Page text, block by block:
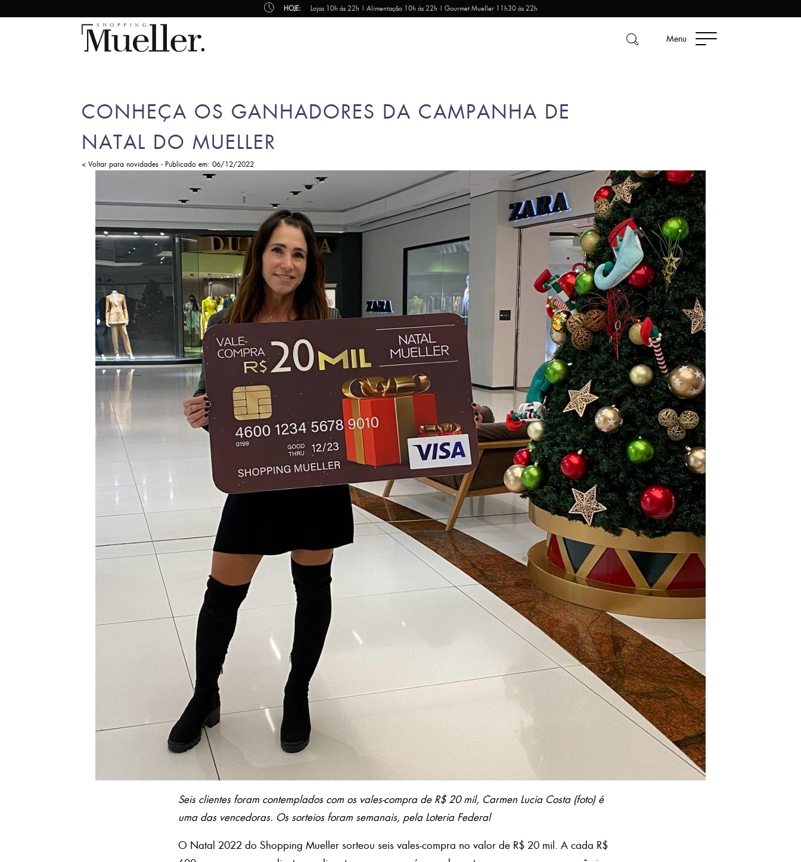
HOJE: Lojas 10h às 22h | Alimentação 10h às 22h | Gourmet Mueller 11h30 às 22h
Menu
CONHEÇA OS GANHADORES DA CAMPANHA DE
NATAL DO MUELLER
< Voltar para novidades - Publicado em: 06/12/2022
Seis clientes foram contemplados com os vales-compra de R$ 20 mil, Carmen Lucia Costa (foto) é
uma das vencedoras. Os sorteios foram semanais, pela Loteria Federal
O Natal 2022 do Shopping Mueller sorteou seis vales-compra no valor de R$ 20 mil. A cada R$